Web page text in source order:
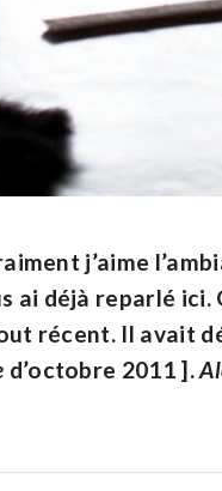
j’aime
ai déjà reparlé ici.
récent. Il avait
d’octobre 2011 ].